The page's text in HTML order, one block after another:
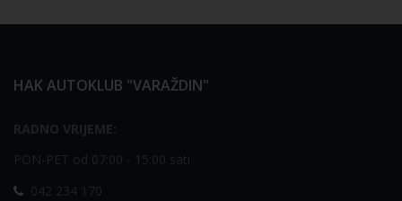
HAK AUTOKLUB "VARAŽDIN"
RADNO VRIJEME:
PON-PET od 07:00 - 15:00 sati
042 234 170